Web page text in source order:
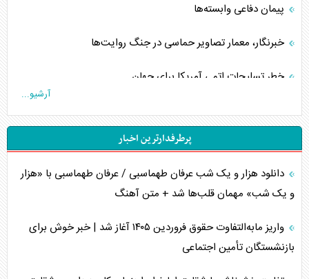
پیمان دفاعی‌ وابسته‌ها
خبرنگار، معمار تصاویر حماسی در جنگ روایت‌ها
خطر تسلیحات اتمی آمریکا برای جهان
چگونه عربستان برابر ایران دچار خطای محاسباتی شد؟
جاده ابریشم فضایی/ نفوذ راهبردی و فرازمینی چین
انصارالله و تثبیت معادله «محاصره برابر محاصره»
مصالحه نافرجام سعودی – اماراتی
آرشیو...
پرطرفدارترین اخبار
دانلود هزار و یک شب عرفان طهماسبی / عرفان طهماسبی با «هزار
و یک شب» مهمان قلب‌ها شد + متن آهنگ
واریز مابه‌التفاوت حقوق فروردین ۱۴۰۵ آغاز شد | خبر خوش برای
بازنشستگان تأمین اجتماعی